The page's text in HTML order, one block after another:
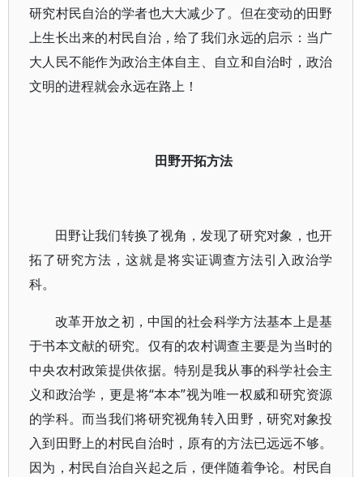
研究村民自治的学者也大大减少了。但在变动的田野
上生长出来的村民自治，给了我们永远的启示：当广
大人民不能作为政治主体自主、自立和自治时，政治
文明的进程就会永远在路上！
田野开拓方法
田野让我们转换了视角，发现了研究对象，也开
拓了研究方法，这就是将实证调查方法引入政治学
科。
改革开放之初，中国的社会科学方法基本上是基
于书本文献的研究。仅有的农村调查主要是为当时的
中央农村政策提供依据。特别是我从事的科学社会主
义和政治学，更是将“本本”视为唯一权威和研究资源
的学科。而当我们将研究视角转入田野，研究对象投
入到田野上的村民自治时，原有的方法已远远不够。
因为，村民自治自兴起之后，便伴随着争论。村民自